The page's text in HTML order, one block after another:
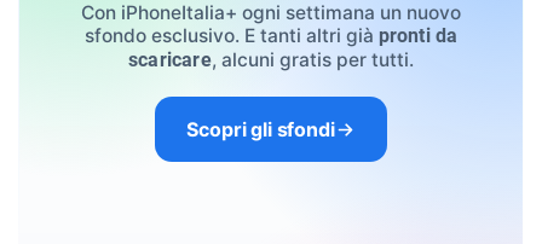
Con iPhoneItalia+ ogni settimana un nuovo
sfondo esclusivo. E tanti altri già pronti da
scaricare, alcuni gratis per tutti.
Scopri gli sfondi